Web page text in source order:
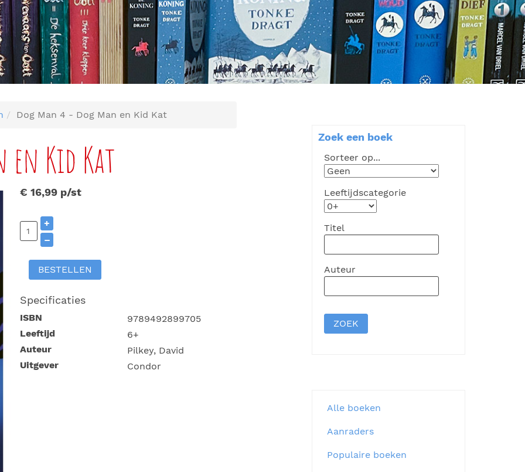
Dog Man 4 - Dog Man en Kid Kat
en Kid Kat
€ 16,99 p/st
+
–
BESTELLEN
Specificaties
ISBN
9789492899705
Leeftijd
6+
Auteur
Pilkey, David
Uitgever
Condor
Zoek een boek
Sorteer op...
Leeftijdscategorie
Titel
Auteur
Alle boeken
Aanraders
Populaire boeken